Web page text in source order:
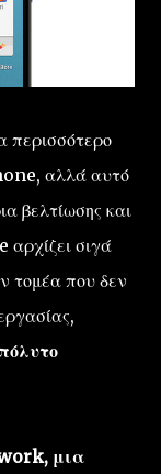
περισσότερο
αλλά αυτό
βελτίωσης και
αρχίζει σιγά
τομέα που δεν
μια